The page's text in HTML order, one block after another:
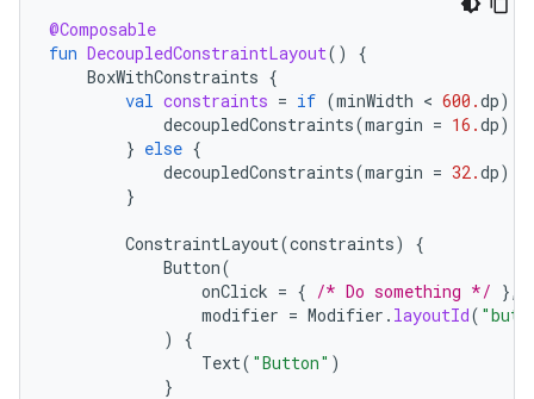
@Composable
fun DecoupledConstraintLayout()
{
BoxWithConstraints {
val constraints = if (minWidth < 600.dp)
decoupledConstraints(margin = 16.dp)
} else {
decoupledConstraints(margin = 32.dp)
}
ConstraintLayout(constraints)
{
Button(
onClick = { /* Do something */ },
modifier = Modifier . layoutId(
)
{
Text( "Button" )
}